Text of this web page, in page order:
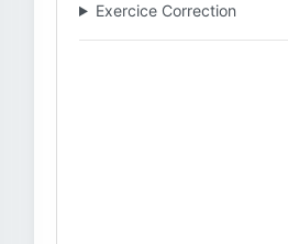
Exercice Correction